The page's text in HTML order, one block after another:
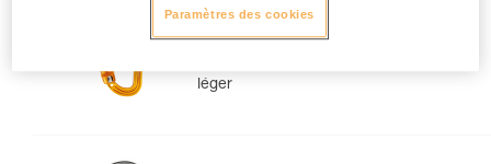
léger
Paramètres des cookies